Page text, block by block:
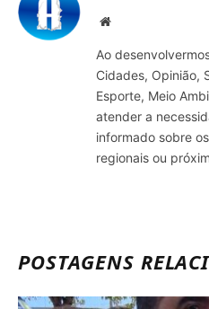
Site
Ao
Cidades, Opinião,
Esporte, Meio
atender a
informado sobre
regionais ou
POSTAGENS